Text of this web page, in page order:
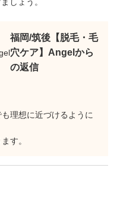
福岡/筑後【脱毛・毛
穴ケア】Angelから
の返信
理想に近づけるように
す。